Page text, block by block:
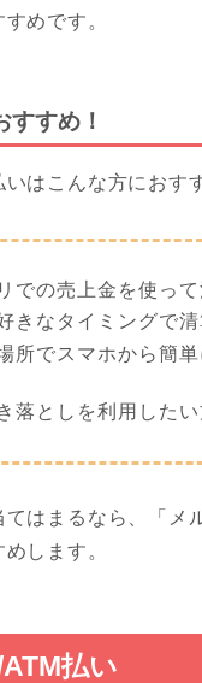
めです。
すすめ！
いはこんな方におす
での売上金を使っ
きなタイミングで
所でスマホから簡
落としを利用した
はまるなら、「メ
します。
払い